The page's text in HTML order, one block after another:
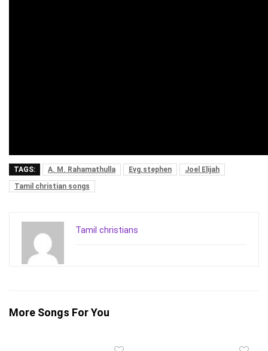
TAGS: A. M. Rahamathulla Evg.stephen
Joel Elijah
Tamil christian songs
Tamil christians
More Songs For You